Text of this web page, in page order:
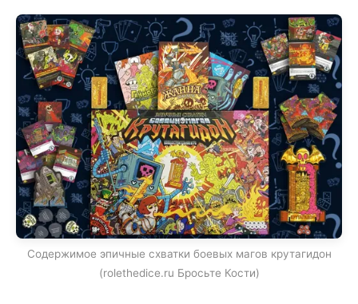
Содержимое эпичные схватки боевых магов крутагидон
(rolethedice.ru Бросьте Кости)